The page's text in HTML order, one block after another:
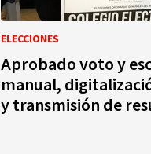
ELECCIONES
Aprobado voto y
manual,
y transmisión de